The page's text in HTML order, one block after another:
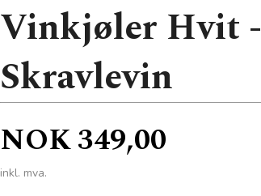
Vinkjøler Hvit -
Skravlevin
Pris
NOK349,00
inkl. mva.